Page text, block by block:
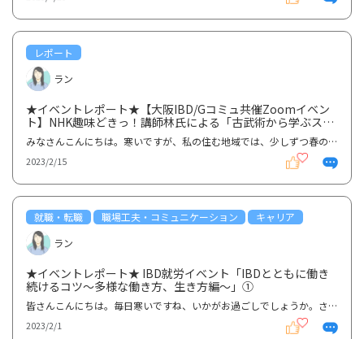
レポート
ラン
★イベントレポート★【大阪IBD/Gコミュ共催Zoomイベン
ト】NHK趣味どきっ！講師林氏による「古武術から学ぶスト
レスへの対処と体力アップ」
みなさんこんにちは。寒いですが、私の住む地域では、少しずつ春の花が咲くようになってきました。もう...
2023/2/15
就職・転職 職場工夫・コミュニケーション
キャリア
ラン
★イベントレポート★ IBD就労イベント「IBDとともに働き
続けるコツ〜多様な働き方、生き方編〜」①
皆さんこんにちは。毎日寒いですね、いかがお過ごしでしょうか。さて、2022年11月26日（土）14:00-16:00...
2023/2/1